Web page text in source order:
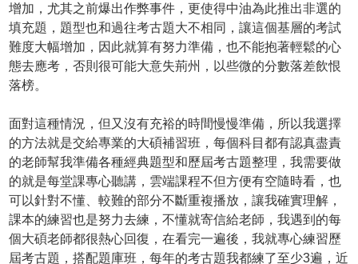
增加，尤其之前爆出作弊事件，更使得中油為此推出非選的
填充題，題型也和過往考古題大不相同，讓這個基層的考試
難度大幅增加，因此就算有努力準備，也不能抱著輕鬆的心
態去應考，否則很可能大意失荊州，以些微的分數落差飲恨
落榜。
面對這種情況，但又沒有充裕的時間慢慢準備，所以我選擇
的方法就是交給專業的大碩補習班，每個科目都有認真盡責
的老師幫我準備各種經典題型和歷屆考古題整理，我需要做
的就是每堂課專心聽講，雲端課程不但方便有空隨時看，也
可以針對不懂、較難的部分不斷重複播放，讓我確實理解，
課本的練習也是努力去練，不懂就寄信給老師，我遇到的每
個大碩老師都很熱心回復，在看完一遍後，我就專心練習歷
屆考古題，搭配題庫班，每年的考古題我都練了至少3遍，近